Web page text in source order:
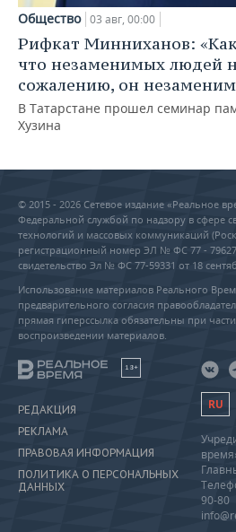
Общество 03 авг, 00:00
Рифкат Минниханов:
что незаменимых людей
сожалению, он
В Татарстане прошел семинар
Хузина
© 2015 - 2026 Сетевое издание «Реальное
Федеральной службой по надзору в сфере
технологий и массовых коммуникаций
регистрационный номер ЭЛ № ФС 77 - 79627
свидетельство Эл № ФС 77-59331 от 18
Использование материалов Реального
предварительного согласия
прямая гиперссылка обязательны при
воспроизведении материалов.
18+
РЕДАКЦИЯ
РЕКЛАМА
ПРАВОВАЯ ИНФОРМАЦИЯ
ПОЛИТИКА О ПЕРСОНАЛЬНЫХ
ДАННЫХ
RU
90-80